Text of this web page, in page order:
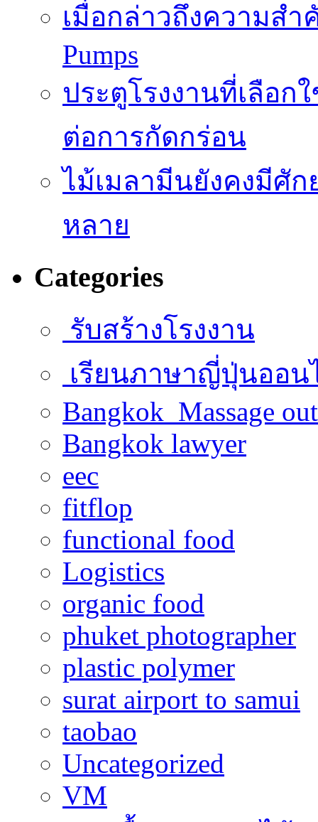
เมื่อกล่าวถึงความสำ
Pumps
ประตูโรงงานที่เลือ
ต่อการกัดกร่อน
ไม้เมลามีนยังคงมีศั
หลาย
Categories
รับสร้างโรงงาน
เรียนภาษาญี่ปุ่นออน
Bangkok Massage
Bangkok lawyer
eec
fitflop
functional food
Logistics
organic food
phuket photographer
plastic polymer
surat airport to samui
taobao
Uncategorized
VM